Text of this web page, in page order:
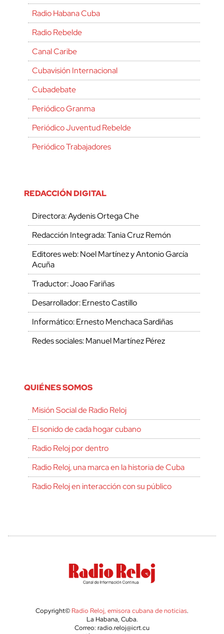
Radio Habana Cuba
Radio Rebelde
Canal Caribe
Cubavisión Internacional
Cubadebate
Periódico Granma
Periódico Juventud Rebelde
Periódico Trabajadores
REDACCIÓN DIGITAL
Directora: Aydenis Ortega Che
Redacción Integrada: Tania Cruz Remón
Editores web: Noel Martínez y Antonio García
Acuña
Traductor: Joao Fariñas
Desarrollador: Ernesto Castillo
Informático: Ernesto Menchaca Sardiñas
Redes sociales: Manuel Martínez Pérez
QUIÉNES SOMOS
Misión Social de Radio Reloj
El sonido de cada hogar cubano
Radio Reloj por dentro
Radio Reloj, una marca en la historia de Cuba
Radio Reloj en interacción con su público
Copyright© Radio Reloj, emisora cubana de noticias.
La Habana, Cuba.
Correo: radio.reloj@icrt.cu